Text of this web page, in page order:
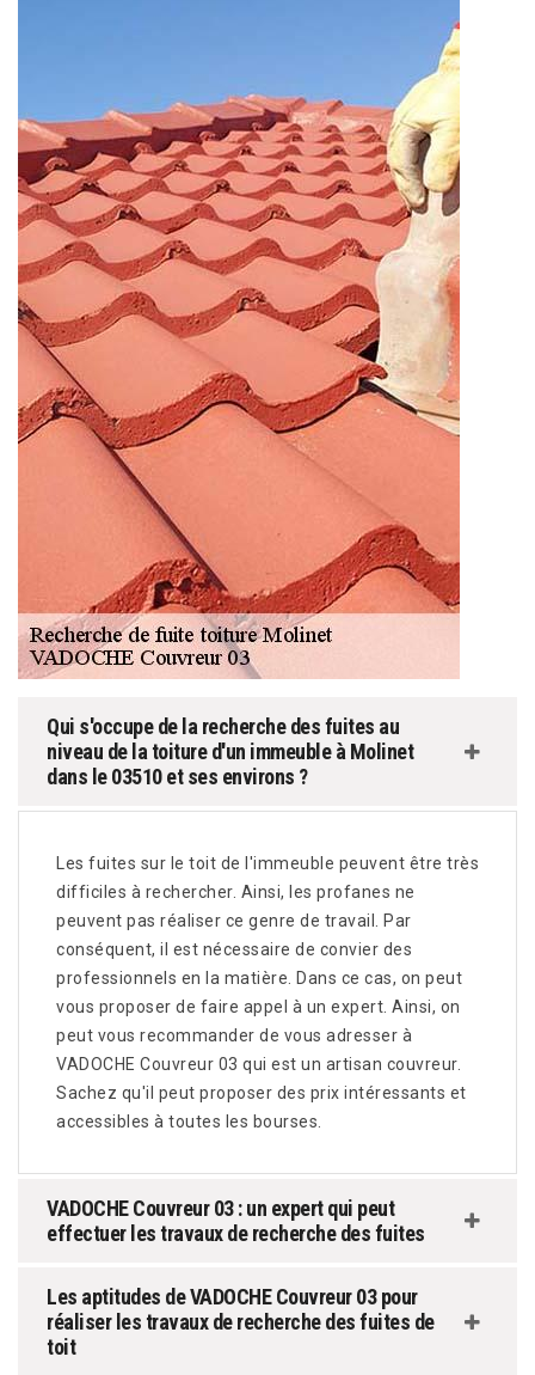
Qui s'occupe de la recherche des fuites au
niveau de la toiture d'un immeuble à Molinet
dans le 03510 et ses environs ?
Les fuites sur le toit de l'immeuble peuvent être très
difficiles à rechercher. Ainsi, les profanes ne
peuvent pas réaliser ce genre de travail. Par
conséquent, il est nécessaire de convier des
professionnels en la matière. Dans ce cas, on peut
vous proposer de faire appel à un expert. Ainsi, on
peut vous recommander de vous adresser à
VADOCHE Couvreur 03 qui est un artisan couvreur.
Sachez qu'il peut proposer des prix intéressants et
accessibles à toutes les bourses.
VADOCHE Couvreur 03 : un expert qui peut
effectuer les travaux de recherche des fuites
Les aptitudes de VADOCHE Couvreur 03 pour
réaliser les travaux de recherche des fuites de
toit